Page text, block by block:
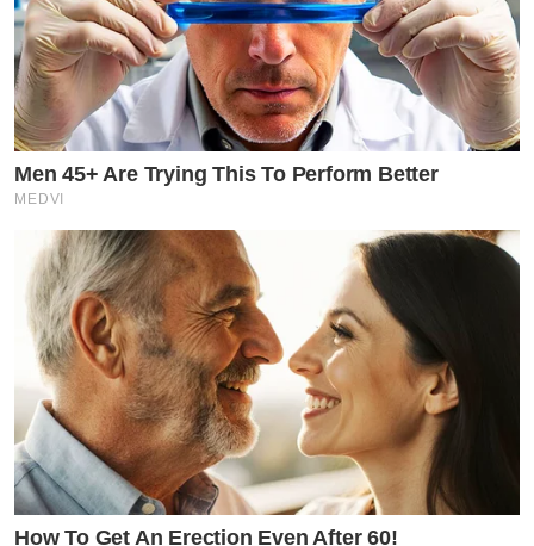
Men 45+ Are Trying This To Perform Better
MEDVI
How To Get An Erection Even After 60!